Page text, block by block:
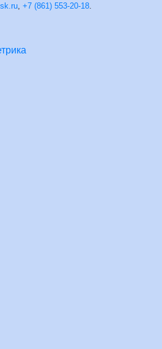
+7 (861) 553-20-18